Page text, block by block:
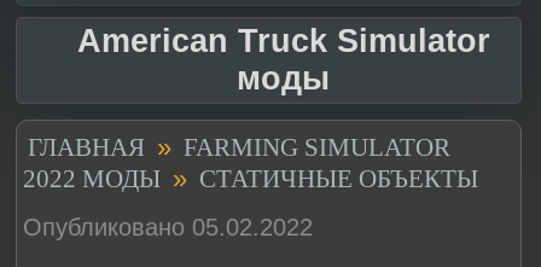
American Truck Simulator
моды
ГЛАВНАЯ » FARMING SIMULATOR
2022 МОДЫ » СТАТИЧНЫЕ ОБЪЕКТЫ
Опубликовано 05.02.2022